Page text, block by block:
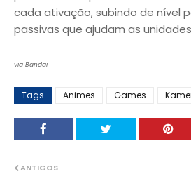
cada ativação, subindo de nível
passivas que ajudam as
via Bandai
Tags Animes Games
ANTIGOS